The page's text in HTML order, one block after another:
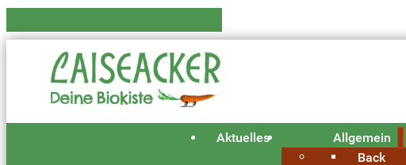
Aktuelles
Allgemein
Back